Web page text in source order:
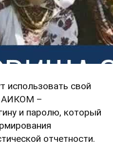
использовать свой
АИКОМ –
и паролю, который
отчетности.